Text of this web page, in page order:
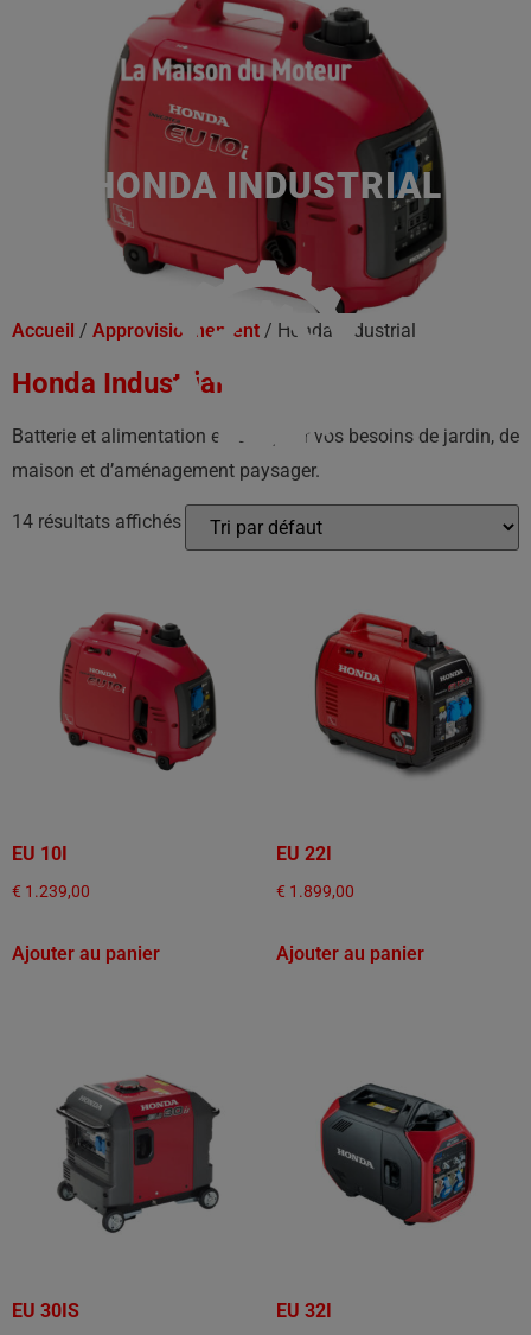
HONDA INDUSTRIAL
Accueil / Approvisionnement / Honda Industrial
Honda Industrial
Batterie et alimentation en eau pour vos besoins de jardin, de
maison et d’aménagement paysager.
14 résultats affichés
EU 10I
€ 1.239,00
Ajouter au panier
EU 22I
€ 1.899,00
Ajouter au panier
EU 30IS EU 32I